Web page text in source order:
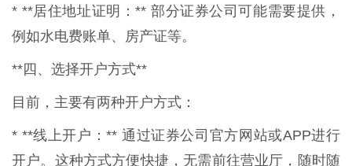
* **居住地址证明：** 部分证券公司可能需要提供，
例如水电费账单、房产证等。
**四、选择开户方式**
目前，主要有两种开户方式：
* **线上开户：** 通过证券公司官方网站或APP进行
开户。这种方式方便快捷，无需前往营业厅，随时随